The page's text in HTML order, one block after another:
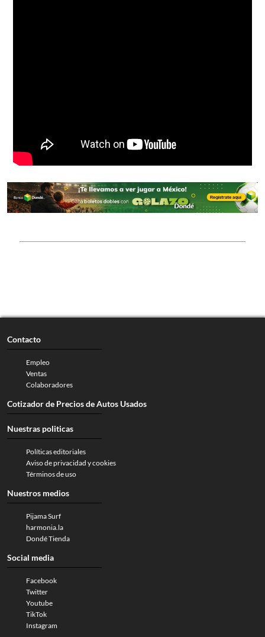
Contacto
Empleo
Ventas
Colaboradores
Cotizador de Precios de Autos Usados
Nuestras politicas
Políticas editoriales
Aviso de privacidad y cookies
Términos de uso
Nuestros medios
Pijama Surf
harmonia.la
Dondé Tienda
Social media
Facebook
Twitter
Youtube
TikTok
Instagram